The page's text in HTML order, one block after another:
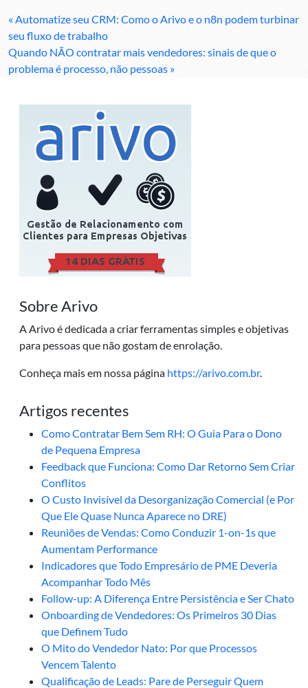
« Automatize seu CRM: Como o Arivo e o n8n podem turbinar
seu fluxo de trabalho
Quando NÃO contratar mais vendedores: sinais de que o
problema é processo, não pessoas »
Sobre Arivo
A Arivo é dedicada a criar ferramentas simples e objetivas
para pessoas que não gostam de enrolação.
Conheça mais em nossa página https://arivo.com.br.
Artigos recentes
Como Contratar Bem Sem RH: O Guia Para o Dono
de Pequena Empresa
Feedback que Funciona: Como Dar Retorno Sem Criar
Conflitos
O Custo Invisível da Desorganização Comercial (e Por
Que Ele Quase Nunca Aparece no DRE)
Reuniões de Vendas: Como Conduzir 1-on-1s que
Aumentam Performance
Indicadores que Todo Empresário de PME Deveria
Acompanhar Todo Mês
Follow-up: A Diferença Entre Persistência e Ser Chato
Onboarding de Vendedores: Os Primeiros 30 Dias
que Definem Tudo
O Mito do Vendedor Nato: Por que Processos
Vencem Talento
Qualificação de Leads: Pare de Perseguir Quem